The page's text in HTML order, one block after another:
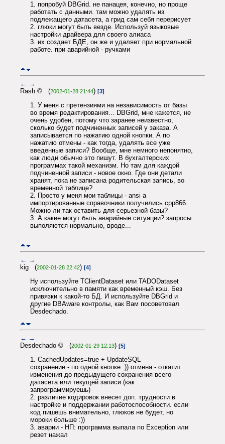
1. попробуй DBGrid. не панацея, конечно, но проще
работать с данными. там можно удалять из
подлежащего датасета, а грид сам себя перерисует
2. глюки могут быть везде. Используй языковые
настройки драйвера для своего алиаса
3. их создает БДЕ, он же и удаляет при нормальной
работе. при аварийной - ручками
← →
Rash © (2002-01-28 21:44) [3]
1. У меня с претензиями на независимость от базы
во время редактирования... DBGrid, мне кажется, не
очень удобен, потому что заранее неизвестно,
сколько будет подчиненных записей у заказа. А
записывается по нажатию одной кнопки. А по
нажатию отмены - как тогда, удалять все уже
введенные записи? Вообще, мне немного непонятно,
как люди обычно это пишут. В бухгалтерских
программах такой механизм. Но там для каждой
подчиненной записи - новое окно. Где они детали
хранят, пока не записана родительская запись, во
временной таблице?
2. Просто у меня мои таблицы - ansi а
импортированные справочники получились cpp866.
Можно ли так оставить для серьезной базы?
3. А какие могут быть аварийные ситуации? запросы
выполяются нормально, вроде...
← →
kig (2002-01-28 22:42) [4]
Ну используйте TClientDataset или TADODataset
исключительно в памяти как временный кэш. Без
привязки к какой-то БД. И используйте DBGrid и
другие DBAware контролы, как Вам посоветовал
Desdechado.
← →
Desdechado © (2002-01-29 12:13) [5]
1. CachedUpdates=true + UpdateSQL
сохранение - по одной кнопке :)) отмена - откатит
изменения до предыдущего сохранения всего
датасета или текущей записи (как
запрограммируешь)
2. различие кодировок внесет доп. трудности в
настройке и поддержании работоспособности. если
код пишешь внимательно, глюков не будет, но
мороки больше :))
3. аварии - НП: программа выпала по Exception или
резет нажал